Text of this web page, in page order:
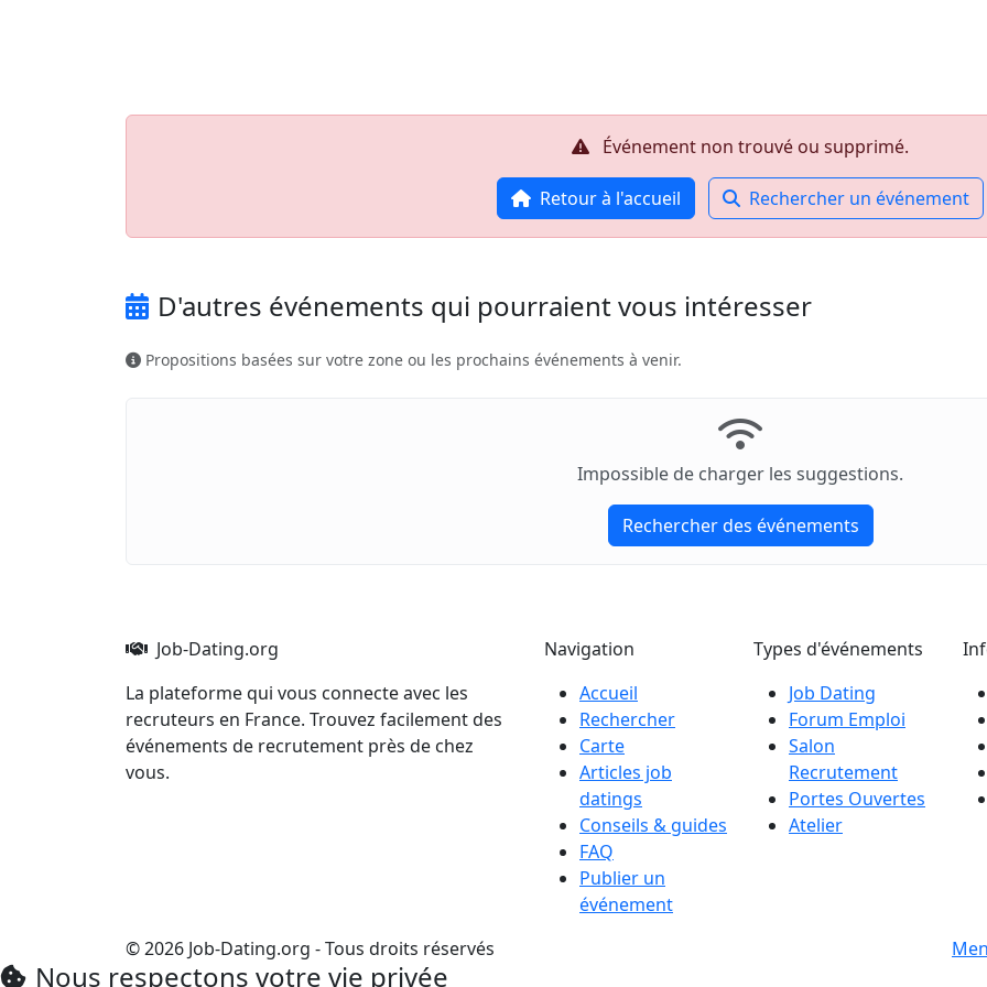
Événement non trouvé ou supprimé.
Retour à l'accueil Rechercher un événement
D'autres événements qui pourraient vous intéresser
Propositions basées sur votre zone ou les prochains événements à venir.
Impossible de charger les suggestions.
Rechercher des événements
Job-Dating.org
La plateforme qui vous connecte avec les
recruteurs en France. Trouvez facilement des
événements de recrutement près de chez
vous.
Navigation
Accueil
Rechercher
Carte
Articles job
datings
Conseils & guides
FAQ
Publier un
événement
Types d'événements
Job Dating
Forum Emploi
Salon
Recrutement
Portes Ouvertes
Atelier
© 2026 Job-Dating.org - Tous droits réservés
Nous respectons votre vie privée